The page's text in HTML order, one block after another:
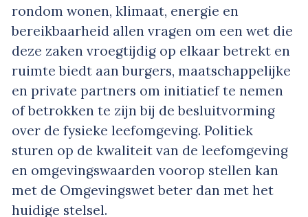
rondom wonen, klimaat, energie en
bereikbaarheid allen vragen om een wet die
deze zaken vroegtijdig op elkaar betrekt en
ruimte biedt aan burgers, maatschappelijke
en private partners om initiatief te nemen
of betrokken te zijn bij de besluitvorming
over de fysieke leefomgeving. Politiek
sturen op de kwaliteit van de leefomgeving
en omgevingswaarden voorop stellen kan
met de Omgevingswet beter dan met het
huidige stelsel.